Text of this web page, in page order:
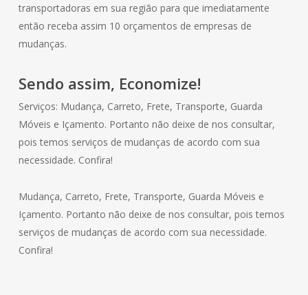
transportadoras em sua região para que imediatamente
então receba assim 10 orçamentos de empresas de
mudanças.
Sendo assim, Economize!
Serviços: Mudança, Carreto, Frete, Transporte, Guarda
Móveis e Içamento. Portanto não deixe de nos consultar,
pois temos serviços de mudanças de acordo com sua
necessidade. Confira!
Mudança, Carreto, Frete, Transporte, Guarda Móveis e
Içamento. Portanto não deixe de nos consultar, pois temos
serviços de mudanças de acordo com sua necessidade.
Confira!